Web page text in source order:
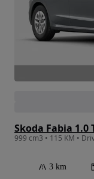
Skoda Fabia 1.0
3 km